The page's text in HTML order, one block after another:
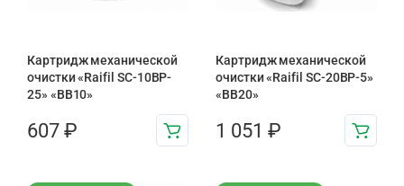
Картридж механической
очистки «Raifil SC-10BP-
25» «BB10»
607 ₽
Картридж механической
очистки «Raifil SC-20BP-5»
«BB20»
1 051 ₽